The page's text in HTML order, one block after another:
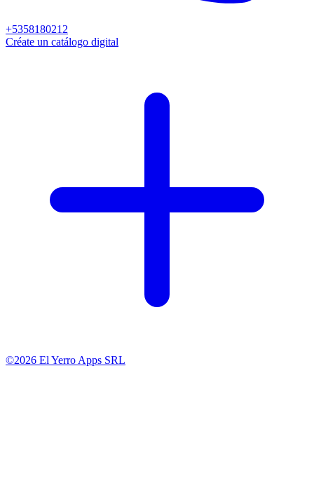
+5358180212
Créate un catálogo digital
©2026 El Yerro Apps SRL